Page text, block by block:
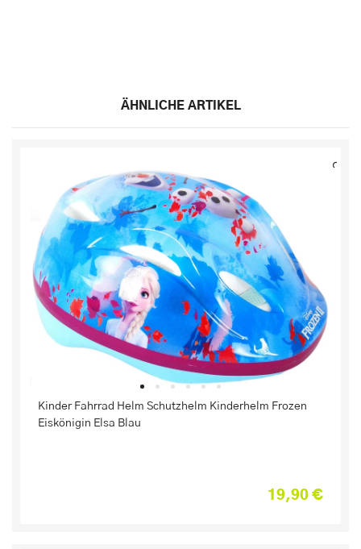
ÄHNLICHE ARTIKEL
Kinder Fahrrad Helm Schutzhelm Kinderhelm Frozen
Eiskönigin Elsa Blau
19,90 €